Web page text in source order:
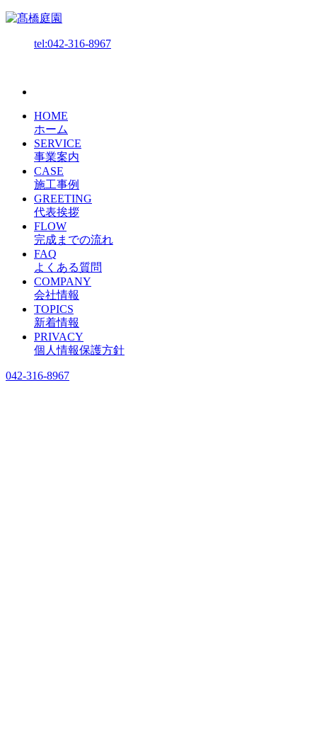
tel:042-316-8967
HOME
ホーム
SERVICE
事業案内
CASE
施工事例
GREETING
代表挨拶
FLOW
完成までの流れ
FAQ
よくある質問
COMPANY
会社情報
TOPICS
新着情報
PRIVACY
個人情報保護方針
042-316-8967